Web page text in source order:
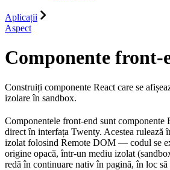
Aplicații
Aspect
Componente front-
Construiți componente React care se
izolare în sandbox.
Componentele front-end sunt componente
direct în interfața Twenty. Acestea rulează
izolat folosind Remote DOM — codul se
origine opacă, într-un mediu izolat
redă în continuare nativ în pagină, în loc